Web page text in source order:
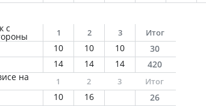
с
1 2 3 Итог
10 10 10
30
14 14 14
420
на
1 2 3 Итог
10 16
26